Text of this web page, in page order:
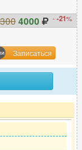
4000 --21%
Записаться